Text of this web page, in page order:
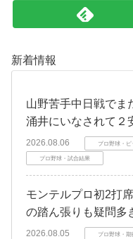
新着情報
山野苦手中日戦でま
涌井にいなされて２
2026.08.06 プロ野球・ピ
プロ野球・試合結果
モンテルプロ初2打
の踏ん張りも疑問多
2026.08.05 プロ野球・